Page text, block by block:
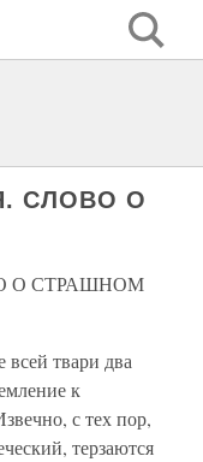
СЛОВО О
О СТРАШНОМ
твари два
к
с тех пор,
терзаются